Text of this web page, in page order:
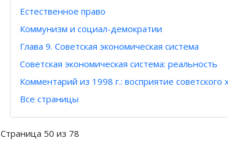
Естественное право
Коммунизм и социал-демократии
Глава 9. Советская экономическая система
Советская экономическая система: реальность
Комментарий из 1998 г.: восприятие
Все страницы
Страница 50 из 78